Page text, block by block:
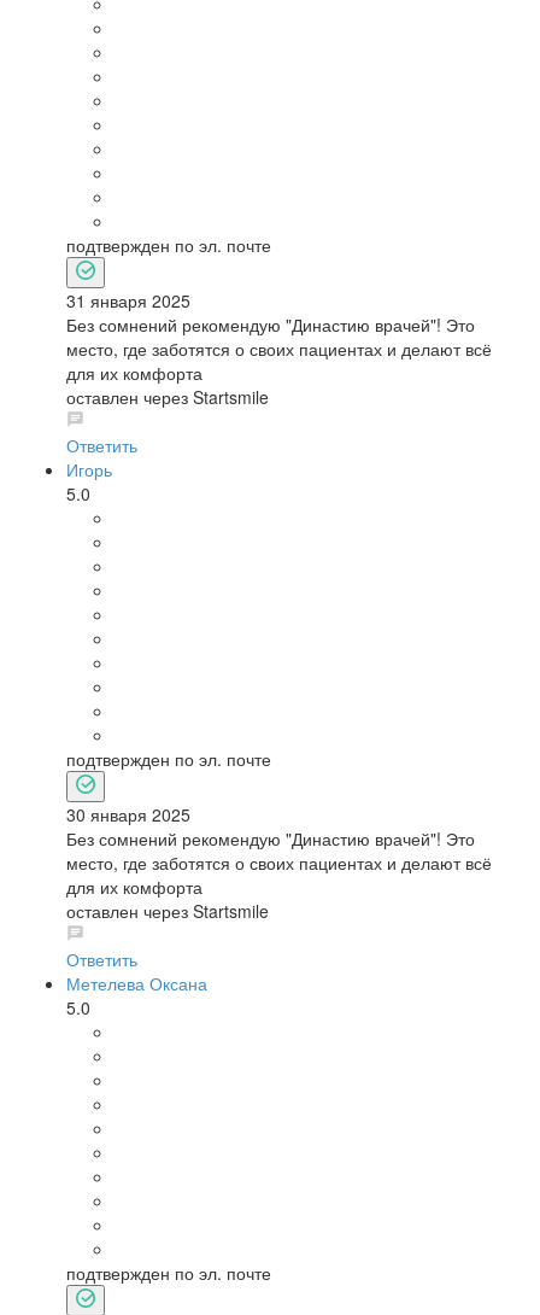
подтвержден по эл. почте
31 января 2025
Без сомнений рекомендую "Династию врачей"! Это
место, где заботятся о своих пациентах и делают всё
для их комфорта
оставлен через Startsmile
Ответить
Игорь
5.0
подтвержден по эл. почте
30 января 2025
Без сомнений рекомендую "Династию врачей"! Это
место, где заботятся о своих пациентах и делают всё
для их комфорта
оставлен через Startsmile
Ответить
Метелева Оксана
5.0
подтвержден по эл. почте